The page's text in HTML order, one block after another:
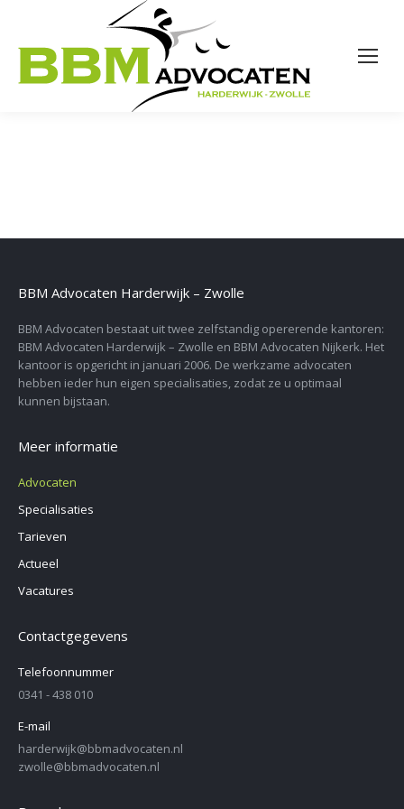
BBM Advocaten Harderwijk – Zwolle
BBM Advocaten bestaat uit twee zelfstandig opererende kantoren:
BBM Advocaten Harderwijk – Zwolle en BBM Advocaten Nijkerk. Het
kantoor is opgericht in januari 2006. De werkzame advocaten
hebben ieder hun eigen specialisaties, zodat ze u optimaal
kunnen bijstaan.
Meer informatie
Advocaten
Specialisaties
Tarieven
Actueel
Vacatures
Contactgegevens
Telefoonnummer
0341 - 438 010
E-mail
harderwijk@bbmadvocaten.nl
zwolle@bbmadvocaten.nl